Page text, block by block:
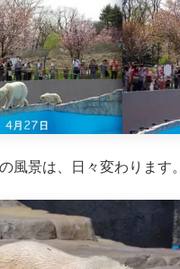
風景は、日々変わります。